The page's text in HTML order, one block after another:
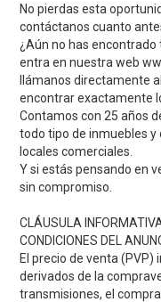
No pierdas esta
contáctanos cuanto
¿Aún no has encontrado
entra en nuestra web
llámanos directamente
encontrar exactamente
Contamos con 25 años
todo tipo de inmuebles y
locales comerciales.
Y si estás pensando en
sin compromiso.
CLÁUSULA
CONDICIONES DEL
El precio de venta
derivados de la
transmisiones, el